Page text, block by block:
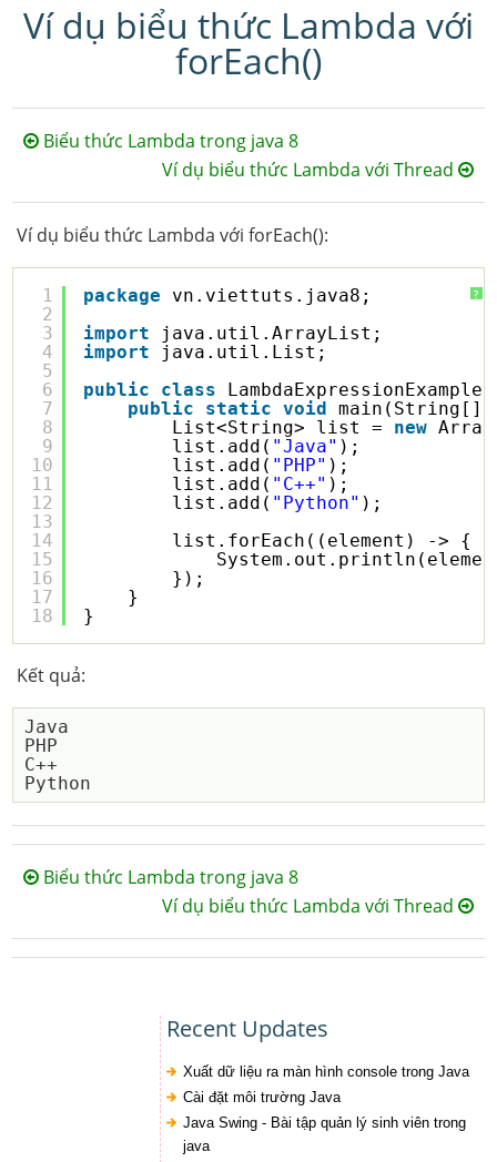
Ví dụ biểu thức Lambda với
forEach()
Biểu thức Lambda trong java 8
Ví dụ biểu thức Lambda với Thread
Ví dụ biểu thức Lambda với forEach():
?
1
2
3
4
5
6
7
8
9
10
11
12
13
14
15
16
17
18
package
vn.viettuts.java8;
import
java.util.ArrayList;
import
java.util.List;
public
class
public
static void
main(String[]
List<String> list = new
list.add( "Java" );
list.add( "PHP" );
list.add( "C++" );
list.add( "Python" );
list.forEach((element) -> {
});
}
}
Kết quả:
Java
PHP
C++
Biểu thức Lambda trong java 8
Ví dụ biểu thức Lambda với Thread
Recent Updates
Xuất dữ liệu ra màn hình console trong Java
Cài đặt môi trường Java
Java Swing - Bài tập quản lý sinh viên trong
java